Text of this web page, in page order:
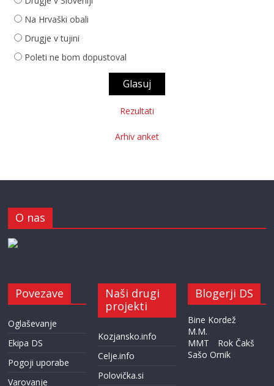
Na Hrvaški obali
Drugje v tujini
Poleti ne bom dopustoval
Rezultati
Arhiv anket
O nas
Povezave
Oglaševanje
Ekipa DS
Pogoji uporabe
Varovanje
Naši drugi
projekti
Kozjansko.info
Celje.info
Polovička.si
Blogerji DS
Bine Kordež
M.M.
MMT
Rok Čakš
Sašo Ornik